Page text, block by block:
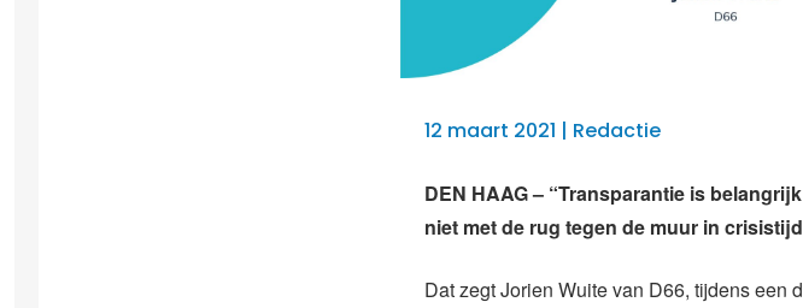
12 maart 2021 | Redactie
DEN HAAG – “Transparantie is
niet met de rug tegen de muur in
Dat zegt Jorien Wuite van D66, tijdens een